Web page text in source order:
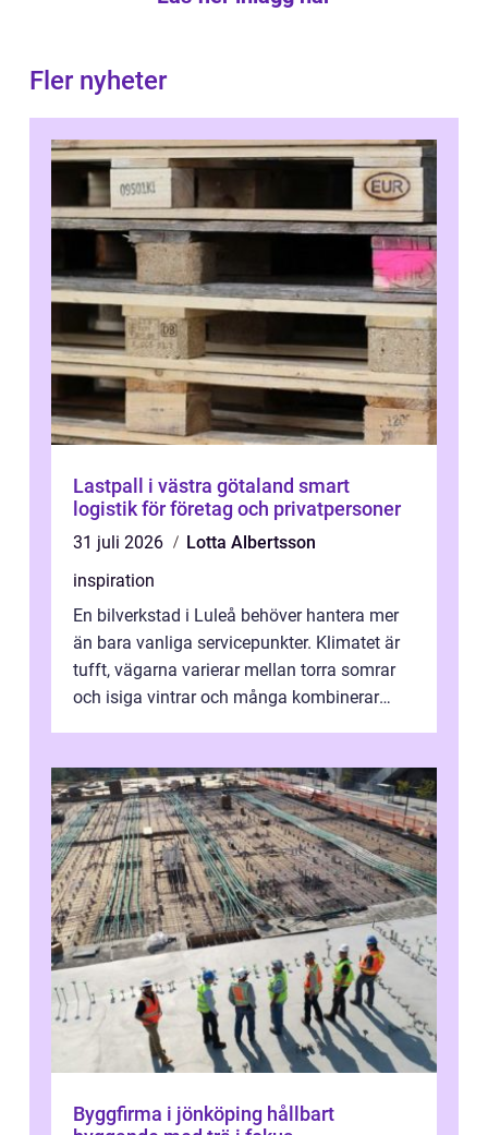
Fler nyheter
Lastpall i västra götaland smart
logistik för företag och privatpersoner
31 juli 2026
Lotta Albertsson
inspiration
En bilverkstad i Luleå behöver hantera mer
än bara vanliga servicepunkter. Klimatet är
tufft, vägarna varierar mellan torra somrar
och isiga vintrar och många kombinerar
Byggfirma i jönköping hållbart